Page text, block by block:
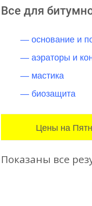
Все для
— основание и
— аэраторы и
— мастика
— биозащита
Цены на
Показаны все